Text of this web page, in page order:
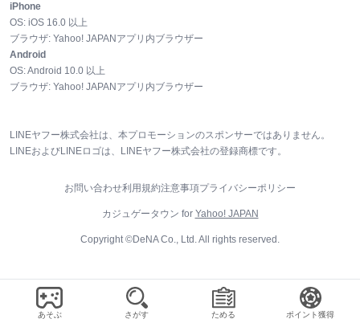
iPhone
OS: iOS 16.0 以上
ブラウザ: Yahoo! JAPANアプリ内ブラウザー
Android
OS:Android 10.0 以上
ブラウザ: Yahoo! JAPANアプリ内ブラウザー
LINEヤフー株式会社は、本プロモーションのスポンサーではありません。
LINEおよびLINEロゴは、LINEヤフー株式会社の登録商標です。
お問い合わせ利用規約注意事項プライバシーポリシー
カジュゲータウン for Yahoo! JAPAN
Copyright ©DeNA Co., Ltd. All rights reserved.
あそぶ さがす ためる ポイント獲得